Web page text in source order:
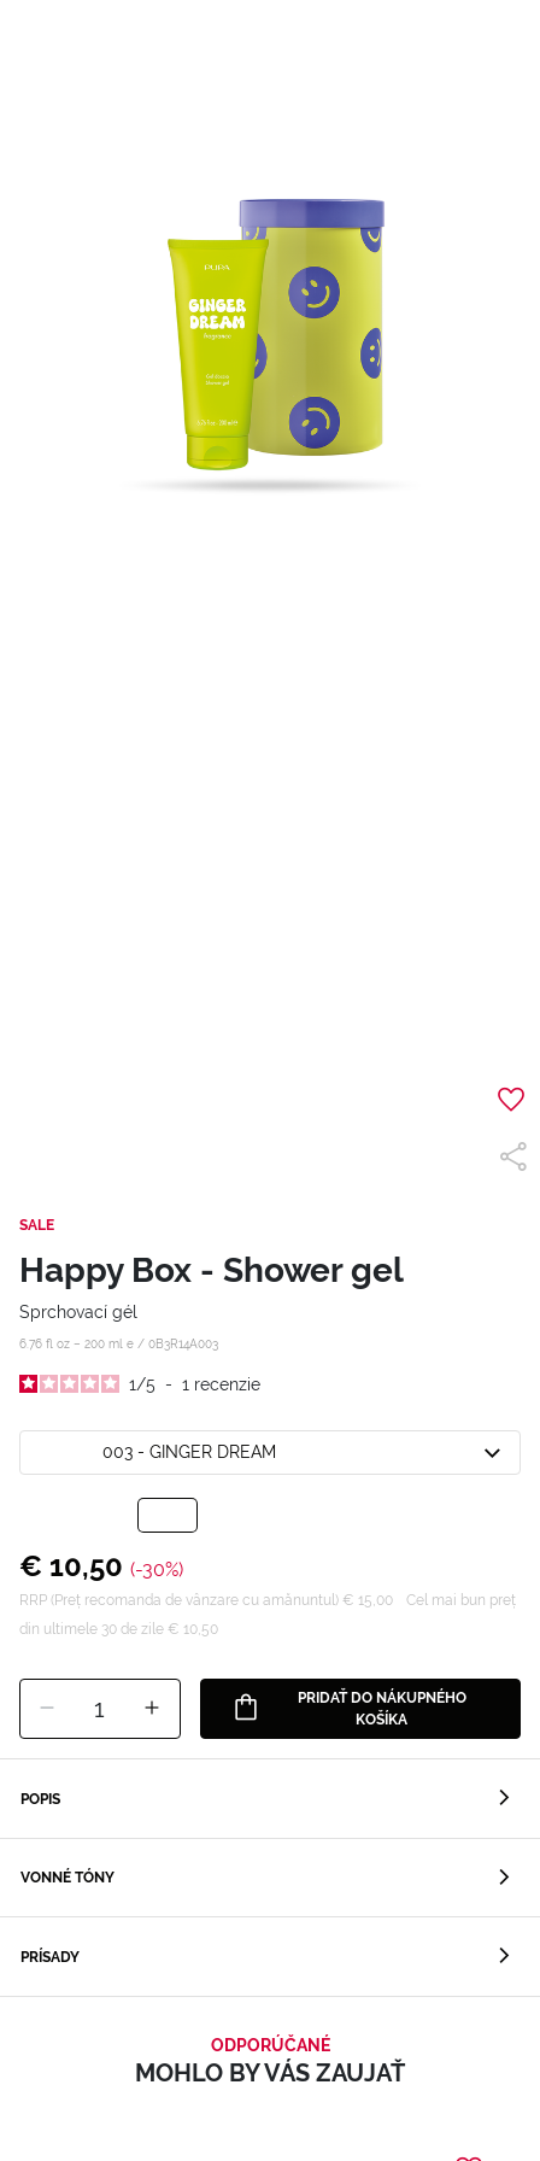
SALE
Happy Box - Shower gel
Sprchovací gél
6.76 fl oz – 200 ml e / 0B3R14A003
1/5 - 1 recenzie
003 - GINGER DREAM
€ 10,50 (-30%)
RRP (Preț recomanda de vânzare cu amănuntul) € 15,00
Cel mai bun preț
din ultimele 30 de zile € 10,50
1
PRIDAŤ DO NÁKUPNÉHO
KOŠÍKA
POPIS
VONNÉ TÓNY
PRÍSADY
ODPORÚČANÉ
MOHLO BY VÁS ZAUJAŤ